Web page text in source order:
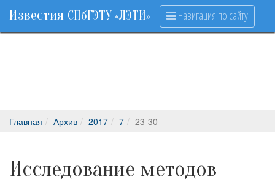
Известия СПбГЭТУ «ЛЭТИ» Навигация по сайту
Главная Архив 2017 7 23-30
Исследование методов